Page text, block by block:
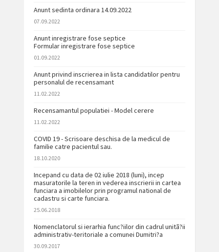
Anunt sedinta ordinara 14.09.2022
07.09.2022
Anunt inregistrare fose septice
Formular inregistrare fose septice
01.09.2022
Anunt privind inscrierea in lista candidatilor pentru
personalul de recensamant
11.02.2022
Recensamantul populatiei - Model cerere
11.02.2022
COVID 19 - Scrisoare deschisa de la medicul de
familie catre pacientul sau.
18.10.2020
Incepand cu data de 02 iulie 2018 (luni), incep
masuratorile la teren in vederea inscrierii in cartea
funciara a imobilelor prin programul national de
cadastru si carte funciara.
25.06.2018
Nomenclatorul si ierarhia func?iilor din cadrul unitã?ii
administrativ-teritoriale a comunei Dumitri?a
30.09.2017